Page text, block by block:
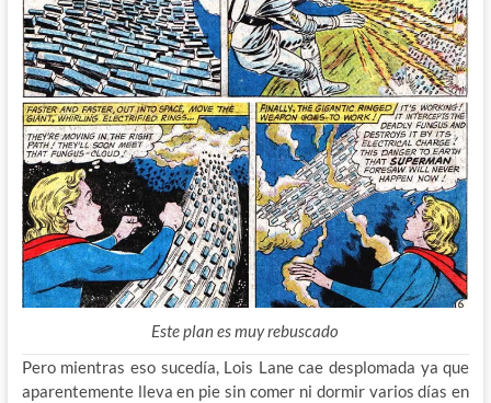
Este plan es muy rebuscado
Pero mientras eso sucedía, Lois Lane cae desplomada ya que
aparentemente lleva en pie sin comer ni dormir varios días en